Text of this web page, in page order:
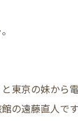
東京の妹から
の遠藤直人です